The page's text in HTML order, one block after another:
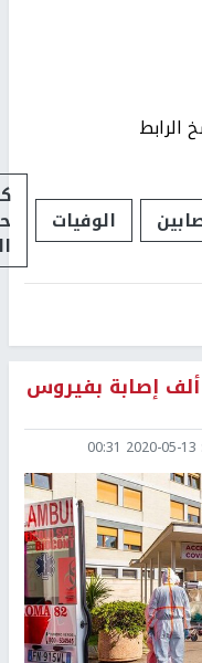
الرابط
الوفيات
292 ألف وفاة و4 مليون و327 ألف إصابة بفيروس
2020-05-13 00:31